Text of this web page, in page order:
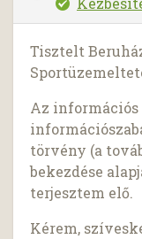
Tisztelt
Az információs
törvény (a
bekezdése
terjesztem elő.
Kérem,